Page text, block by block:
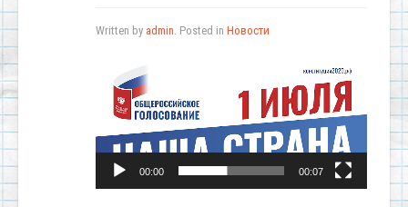
Written by admin. Posted in Новости
00:00 00:07